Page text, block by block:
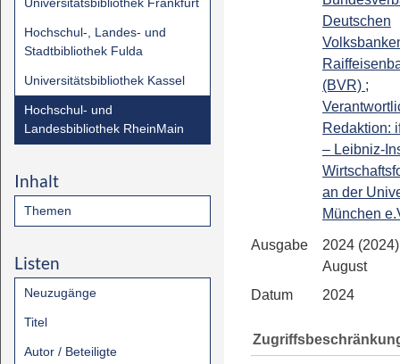
Hochschul-, Landes- und
Stadtbibliothek Fulda
Universitätsbibliothek Kassel
Hochschul- und
Landesbibliothek RheinMain
Inhalt
Themen
Listen
Neuzugänge
Titel
Autor / Beteiligte
Deutschen
(BVR) ;
Redaktion:
– Leibniz-
an der
München
Ausgabe
2024
August
Datum
2024